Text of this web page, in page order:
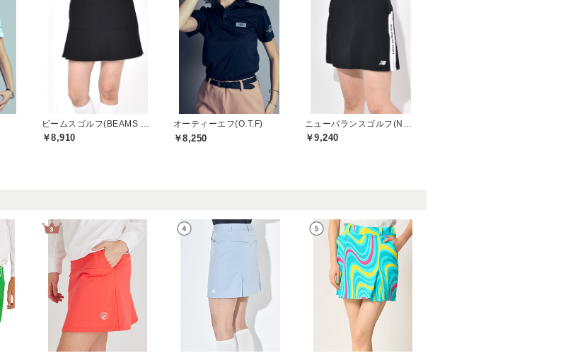
￥8,910
オーティーエフ(O.T.F)
￥8,250 ￥9,240